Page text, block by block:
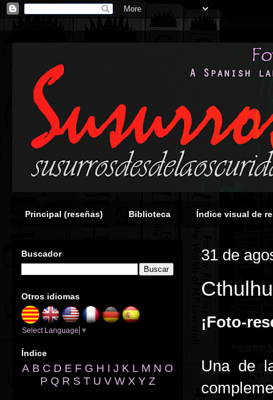
Principal (reseñas) Biblioteca Índice visual de
31 de
¡Foto-
Una de
Buscador
Otros idiomas
Select Language ▼
Índice
A B C D E F G H I J K L M N O
P Q R S T U V W X Y Z